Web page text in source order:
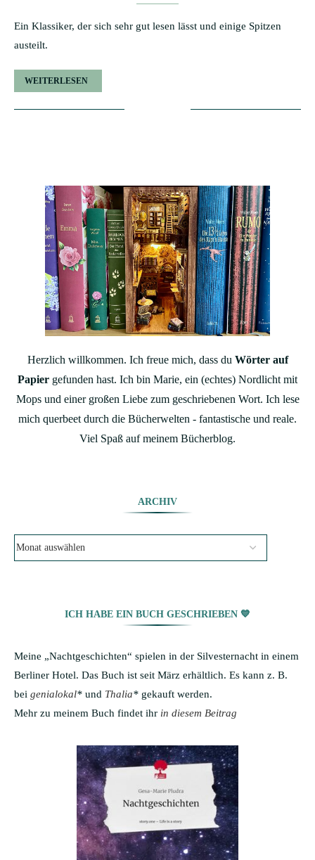
Ein Klassiker, der sich sehr gut lesen lässt und einige Spitzen
austeilt.
WEITERLESEN
Herzlich willkommen. Ich freue mich, dass du Wörter auf
Papier gefunden hast. Ich bin Marie, ein (echtes) Nordlicht mit
Mops und einer großen Liebe zum geschriebenen Wort. Ich lese
mich querbeet durch die Bücherwelten - fantastische und reale.
Viel Spaß auf meinem Bücherblog.
ARCHIV
ICH HABE EIN BUCH GESCHRIEBEN 💙
Meine „Nachtgeschichten“ spielen in der Silvesternacht in einem
Berliner Hotel. Das Buch ist seit März erhältlich. Es kann z. B.
bei genialokal* und Thalia* gekauft werden.
Mehr zu meinem Buch findet ihr in diesem Beitrag